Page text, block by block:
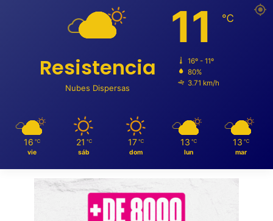
Resistencia
Nubes Dispersas
11 ℃
16º - 11º
80%
3.71 km/h
16 ℃
vie
21 ℃
sáb
17 ℃
dom
13 ℃
lun
13 ℃
mar